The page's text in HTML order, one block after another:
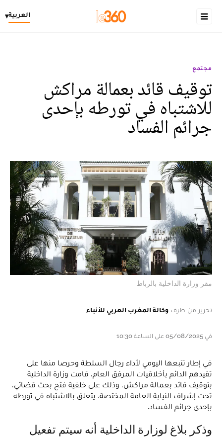
العربية▾
مجتمع
توقيف قائد بعمالة مراكش
للاشتباه في تورطه بإحدى
جرائم الفساد
مقر وزارة الداخلية بالرباط
تحرير من طرف وكالة المغرب العربي للأنباء
في 05/08/2025 على الساعة 10:30
في إطار تتبعها اليومي لأداء رجال السلطة وحرصا منها على
تقيدهم الدائم بأخلاقيات المرفق العام، قامت وزارة الداخلية
بتوقيف قائد بعمالة مراكش، وذلك على خلفية فتح بحث قضائي،
تحت إشراف النيابة العامة المختصة، يتعلق بالاشتباه في تورطه
بإحدى جرائم الفساد.
وذكر بلاغ لوزارة الداخلية أنه سيتم تفعيل